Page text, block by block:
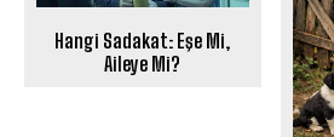
Hangi Sadakat: Eşe Mi,
Aileye Mi?